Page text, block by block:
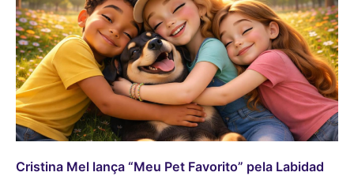
Cristina Mel lança “Meu Pet Favorito” pela Labidad